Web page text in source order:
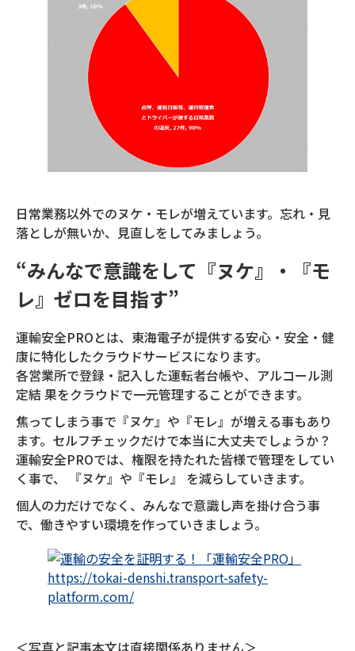
日常業務以外でのヌケ・モレが増えています。忘れ・見
落としが無いか、見直しをしてみましょう。
“みんなで意識をして『ヌケ』・『モ
レ』ゼロを目指す”
運輸安全PROとは、東海電子が提供する安心・安全・健
康に特化したクラウドサービスになります。
各営業所で登録・記入した運転者台帳や、アルコール測
定結 果をクラウドで一元管理することができます。
焦ってしまう事で『ヌケ』や『モレ』が増える事もあり
ます。セルフチェックだけで本当に大丈夫でしょうか？
運輸安全PROでは、権限を持たれた皆様で管理をしてい
く事で、 『ヌケ』や『モレ』 を減らしていきます。
個人の力だけでなく、みんなで意識し声を掛け合う事
で、働きやすい環境を作っていきましょう。
https://tokai-denshi.transport-safety-
platform.com/
＜写真と記事本文は直接関係ありません＞